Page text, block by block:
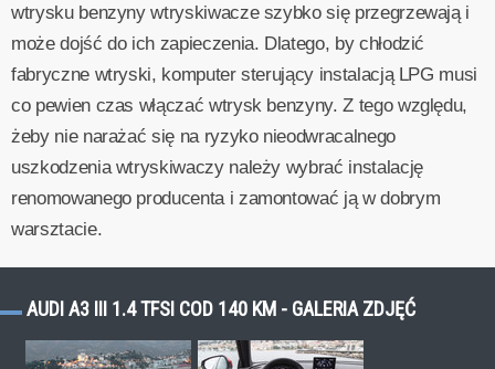
wtrysku benzyny wtryskiwacze szybko się przegrzewają i
może dojść do ich zapieczenia. Dlatego, by chłodzić
fabryczne wtryski, komputer sterujący instalacją LPG musi
co pewien czas włączać wtrysk benzyny. Z tego względu,
żeby nie narażać się na ryzyko nieodwracalnego
uszkodzenia wtryskiwaczy należy wybrać instalację
renomowanego producenta i zamontować ją w dobrym
warsztacie.
AUDI A3 III 1.4 TFSI COD 140 KM - GALERIA ZDJĘĆ